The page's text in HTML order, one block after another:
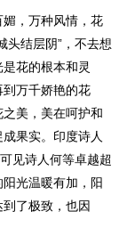
，万种风情，花
头结层阴”，不去想
花的根本和灵
万千娇艳的花
美，美在呵护和
果实。印度诗人
见诗人何等卓越超
光温暖有加，阳
了极致，也因